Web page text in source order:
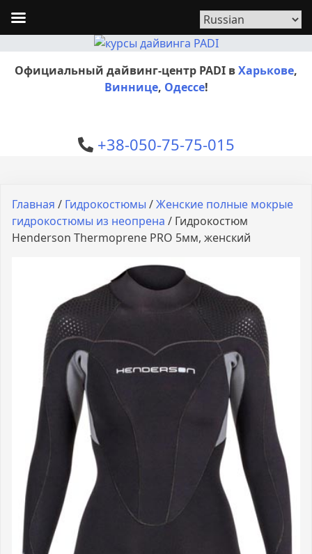
Официальный дайвинг-центр PADI вХарькове,
Виннице, Одессе!
+38-050-75-75-015
Главная / Гидрокостюмы /Женские полные мокрые
гидрокостюмы из неопрена / Гидрокостюм
Henderson Thermoprene PRO 5мм, женский